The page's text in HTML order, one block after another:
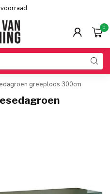
0
greeploos 300cm